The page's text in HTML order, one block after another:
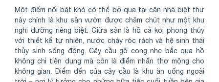
Một điểm nổi bật khó có thể bỏ qua tại căn nhà biệt thự
này chính là khu sân vườn được chăm chút như một khu
nghỉ dưỡng riêng biệt. Giữa sân là hồ cá koi phong thủy
với thiết kế tự nhiên, nước chảy róc rách và hệ sinh thái
thủy sinh sống động. Cây cầu gỗ cong nhẹ bắc qua hồ
không chỉ tiện dụng mà còn là điểm nhấn thơ mộng cho
không gian. Điểm đến của cây cầu là khu ăn uống ngoài